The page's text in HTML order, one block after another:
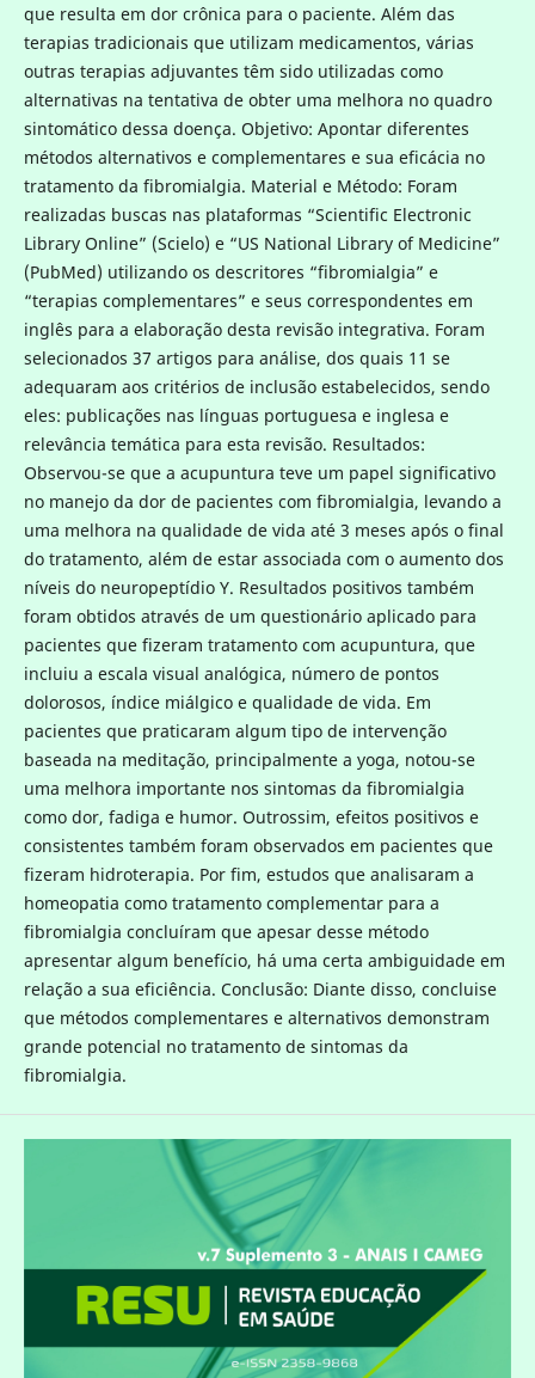
que resulta em dor crônica para o paciente. Além das
terapias tradicionais que utilizam medicamentos, várias
outras terapias adjuvantes têm sido utilizadas como
alternativas na tentativa de obter uma melhora no quadro
sintomático dessa doença. Objetivo: Apontar diferentes
métodos alternativos e complementares e sua eficácia no
tratamento da fibromialgia. Material e Método: Foram
realizadas buscas nas plataformas “Scientific Electronic
Library Online” (Scielo) e “US National Library of Medicine”
(PubMed) utilizando os descritores “fibromialgia” e
“terapias complementares” e seus correspondentes em
inglês para a elaboração desta revisão integrativa. Foram
selecionados 37 artigos para análise, dos quais 11 se
adequaram aos critérios de inclusão estabelecidos, sendo
eles: publicações nas línguas portuguesa e inglesa e
relevância temática para esta revisão. Resultados:
Observou-se que a acupuntura teve um papel significativo
no manejo da dor de pacientes com fibromialgia, levando a
uma melhora na qualidade de vida até 3 meses após o final
do tratamento, além de estar associada com o aumento dos
níveis do neuropeptídio Y. Resultados positivos também
foram obtidos através de um questionário aplicado para
pacientes que fizeram tratamento com acupuntura, que
incluiu a escala visual analógica, número de pontos
dolorosos, índice miálgico e qualidade de vida. Em
pacientes que praticaram algum tipo de intervenção
baseada na meditação, principalmente a yoga, notou-se
uma melhora importante nos sintomas da fibromialgia
como dor, fadiga e humor. Outrossim, efeitos positivos e
consistentes também foram observados em pacientes que
fizeram hidroterapia. Por fim, estudos que analisaram a
homeopatia como tratamento complementar para a
fibromialgia concluíram que apesar desse método
apresentar algum benefício, há uma certa ambiguidade em
relação a sua eficiência. Conclusão: Diante disso, concluise
que métodos complementares e alternativos demonstram
grande potencial no tratamento de sintomas da
fibromialgia.